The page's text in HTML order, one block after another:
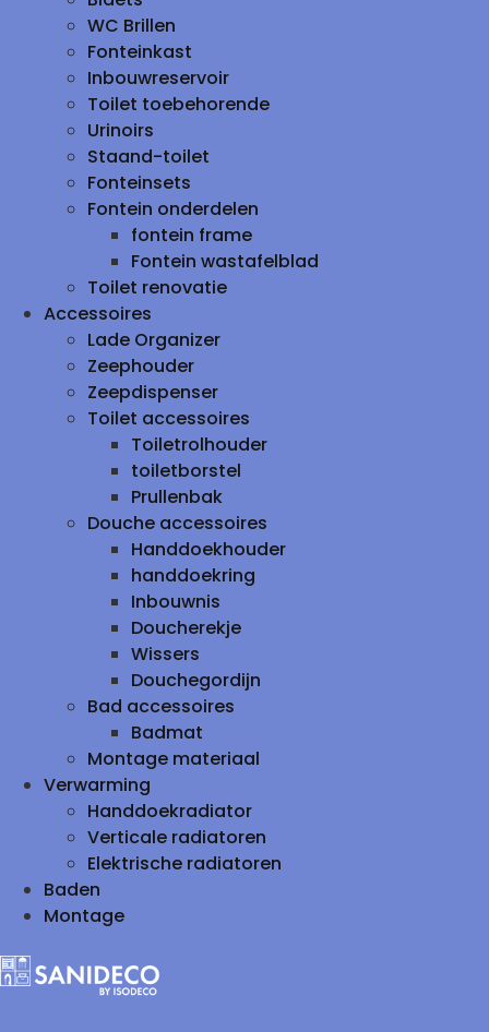
WC Brillen
Fonteinkast
Inbouwreservoir
Toilet toebehorende
Urinoirs
Staand-toilet
Fonteinsets
Fontein onderdelen
fontein frame
Fontein wastafelblad
Toilet renovatie
Accessoires
Lade Organizer
Zeephouder
Zeepdispenser
Toilet accessoires
Toiletrolhouder
toiletborstel
Prullenbak
Douche accessoires
Handdoekhouder
handdoekring
Inbouwnis
Doucherekje
Wissers
Douchegordijn
Bad accessoires
Badmat
Montage materiaal
Verwarming
Handdoekradiator
Verticale radiatoren
Elektrische radiatoren
Baden
Montage